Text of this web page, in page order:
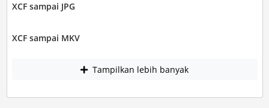
XCF sampai JPG
XCF sampai MKV
Tampilkan lebih banyak